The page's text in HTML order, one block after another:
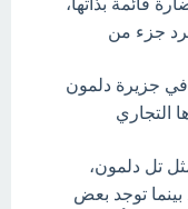
جزء من
جزيرة دلمون
التجاري
تل دلمون،
بينما توجد بعض